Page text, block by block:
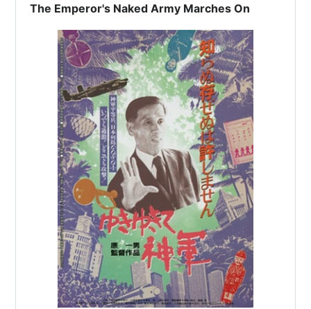
The Emperor's Naked Army Marches On